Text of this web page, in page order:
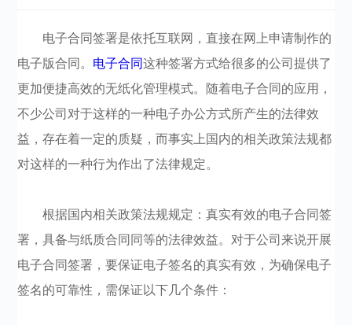
电子合同签署是依托互联网，直接在网上申请制作的
电子版合同。 电子合同这种签署方式给很多的公司提供了
更加便捷高效的无纸化管理模式。随着电子合同的应用，
不少公司对于这样的一种电子办公方式所产生的法律效
益，存在着一定的质疑，而事实上国内的相关政策法规都
对这样的一种行为作出了法律规定。
根据国内相关政策法规规定：真实有效的电子合同签
署，具备与纸质合同同等的法律效益。对于公司来说开展
电子合同签署，要保证电子签名的真实有效，为确保电子
签名的可靠性，需保证以下几个条件：